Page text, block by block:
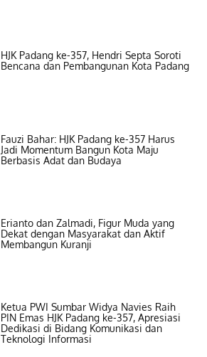
HJK Padang ke-357, Hendri Septa Soroti
Bencana dan Pembangunan Kota Padang
Fauzi Bahar: HJK Padang ke-357 Harus
Jadi Momentum Bangun Kota Maju
Berbasis Adat dan Budaya
Erianto dan Zalmadi, Figur Muda yang
Dekat dengan Masyarakat dan Aktif
Membangun Kuranji
Ketua PWI Sumbar Widya Navies Raih
PIN Emas HJK Padang ke-357, Apresiasi
Dedikasi di Bidang Komunikasi dan
Teknologi Informasi